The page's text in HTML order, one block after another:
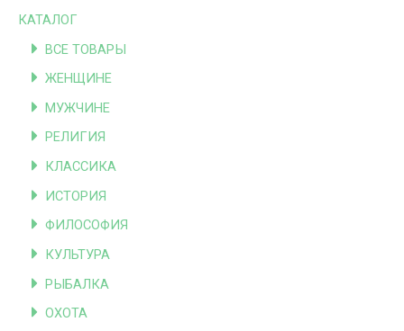
КАТАЛОГ
ВСЕ ТОВАРЫ
ЖЕНЩИНЕ
МУЖЧИНЕ
РЕЛИГИЯ
КЛАССИКА
ИСТОРИЯ
ФИЛОСОФИЯ
КУЛЬТУРА
РЫБАЛКА
ОХОТА